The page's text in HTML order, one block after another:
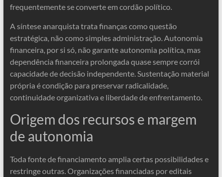
frequentemente se converte em cordão político.
A síntese anarquista trata finanças como questão
estratégica, não como simples administração. Autonomia
financeira, por si só, não garante autonomia política, mas
dependência financeira prolongada quase sempre corrói
capacidade de decisão independente. Sustentação material
própria é condição para preservar radicalidade,
continuidade organizativa e liberdade de enfrentamento.
Origem dos recursos e margem
de autonomia
Toda fonte de financiamento amplia certas possibilidades e
restringe outras. Organizações financiadas por editais